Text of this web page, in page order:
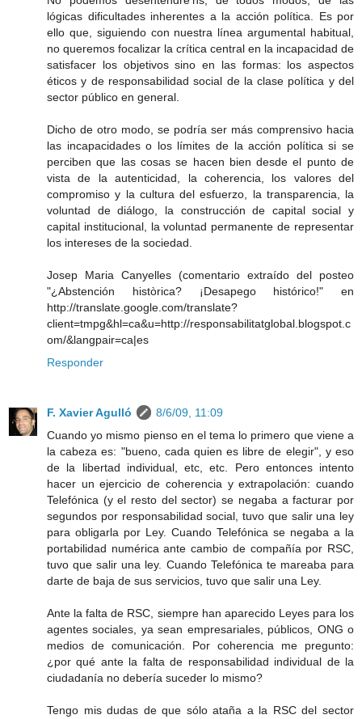
lógicas dificultades inherentes a la acción política. Es por
ello que, siguiendo con nuestra línea argumental habitual,
no queremos focalizar la crítica central en la incapacidad de
satisfacer los objetivos sino en las formas: los aspectos
éticos y de responsabilidad social de la clase política y del
sector público en general.
Dicho de otro modo, se podría ser más comprensivo hacia
las incapacidades o los límites de la acción política si se
perciben que las cosas se hacen bien desde el punto de
vista de la autenticidad, la coherencia, los valores del
compromiso y la cultura del esfuerzo, la transparencia, la
voluntad de diálogo, la construcción de capital social y
capital institucional, la voluntad permanente de representar
los intereses de la sociedad.
Josep Maria Canyelles (comentario extraído del posteo
"¿Abstención històrica? ¡Desapego histórico!" en
http://translate.google.com/translate?
client=tmpg&hl=ca&u=http://responsabilitatglobal.blogspot.c
om/&langpair=ca|es
Responder
F. Xavier Agulló
8/6/09, 11:09
Cuando yo mismo pienso en el tema lo primero que viene a
la cabeza es: "bueno, cada quien es libre de elegir", y eso
de la libertad individual, etc, etc. Pero entonces intento
hacer un ejercicio de coherencia y extrapolación: cuando
Telefónica (y el resto del sector) se negaba a facturar por
segundos por responsabilidad social, tuvo que salir una ley
para obligarla por Ley. Cuando Telefónica se negaba a la
portabilidad numérica ante cambio de compañía por RSC,
tuvo que salir una ley. Cuando Telefónica te mareaba para
darte de baja de sus servicios, tuvo que salir una Ley.
Ante la falta de RSC, siempre han aparecido Leyes para los
agentes sociales, ya sean empresariales, públicos, ONG o
medios de comunicación. Por coherencia me pregunto:
¿por qué ante la falta de responsabilidad individual de la
ciudadanía no debería suceder lo mismo?
Tengo mis dudas de que sólo ataña a la RSC del sector